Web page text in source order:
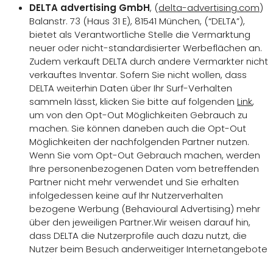
DELTA advertising GmbH, (delta-advertising.com)
Balanstr. 73 (Haus 31 E), 81541 München, (“DELTA”),
bietet als Verantwortliche Stelle die Vermarktung
neuer oder nicht-standardisierter Werbeflächen an.
Zudem verkauft DELTA durch andere Vermarkter nicht
verkauftes Inventar. Sofern Sie nicht wollen, dass
DELTA weiterhin Daten über Ihr Surf-Verhalten
sammeln lässt, klicken Sie bitte auf folgenden Link,
um von den Opt-Out Möglichkeiten Gebrauch zu
machen. Sie können daneben auch die Opt-Out
Möglichkeiten der nachfolgenden Partner nutzen.
Wenn Sie vom Opt-Out Gebrauch machen, werden
Ihre personenbezogenen Daten vom betreffenden
Partner nicht mehr verwendet und Sie erhalten
infolgedessen keine auf Ihr Nutzerverhalten
bezogene Werbung (Behavioural Advertising) mehr
über den jeweiligen Partner.Wir weisen darauf hin,
dass DELTA die Nutzerprofile auch dazu nutzt, die
Nutzer beim Besuch anderweitiger Internetangebote